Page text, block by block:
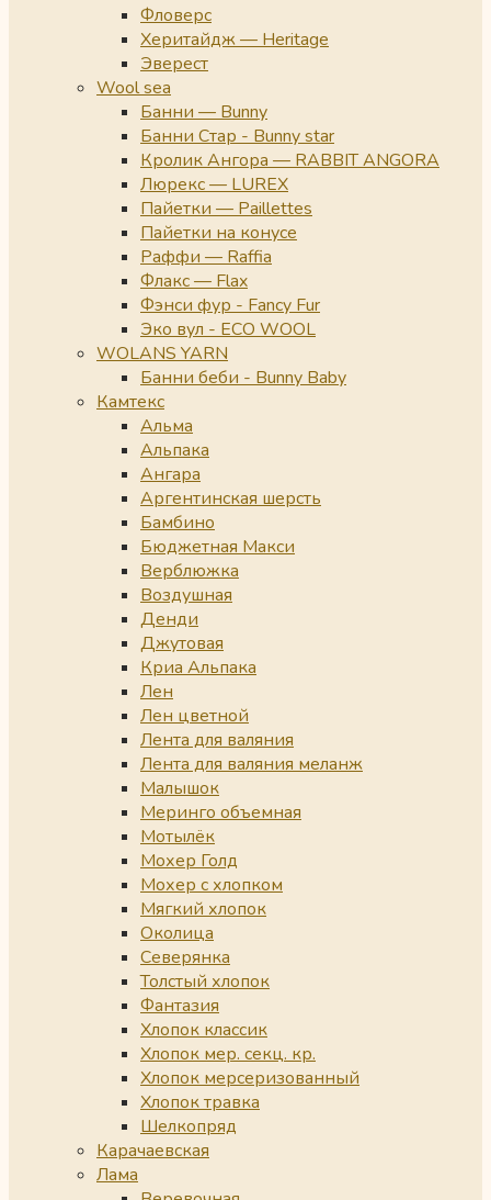
Фловерс
Херитайдж — Heritage
Эверест
Wool sea
Банни — Bunny
Банни Стар - Bunny star
Кролик Ангора — RABBIT ANGORA
Люрекс — LUREX
Пайетки — Paillettes
Пайетки на конусе
Раффи — Raffia
Флакс — Flax
Фэнси фур - Fancy Fur
Эко вул - ECO WOOL
WOLANS YARN
Банни беби - Bunny Baby
Камтекс
Альма
Альпака
Ангара
Аргентинская шерсть
Бамбино
Бюджетная Макси
Верблюжка
Воздушная
Денди
Джутовая
Криа Альпака
Лен
Лен цветной
Лента для валяния
Лента для валяния меланж
Малышок
Меринго объемная
Мотылёк
Мохер Голд
Мохер с хлопком
Мягкий хлопок
Околица
Северянка
Толстый хлопок
Фантазия
Хлопок классик
Хлопок мер. секц. кр.
Хлопок мерсеризованный
Хлопок травка
Шелкопряд
Карачаевская
Лама